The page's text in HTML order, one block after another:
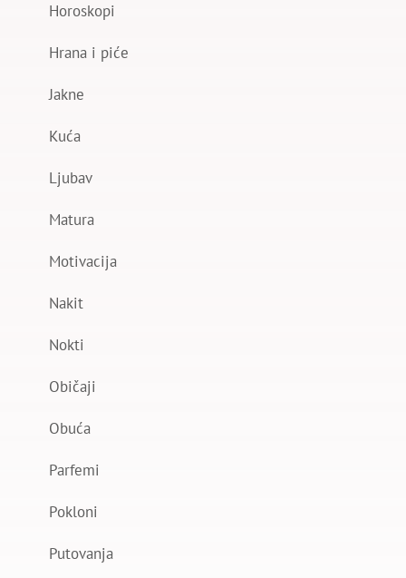
Horoskopi
Hrana i piće
Jakne
Kuća
Ljubav
Matura
Motivacija
Nakit
Nokti
Običaji
Obuća
Parfemi
Pokloni
Putovanja